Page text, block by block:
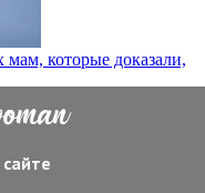
которые доказали,